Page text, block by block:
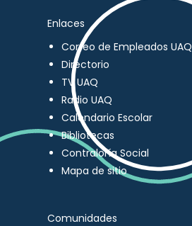
Enlaces
Correo de Empleados UAQ
Directorio
TV UAQ
Radio UAQ
Calendario Escolar
Bibliotecas
Contraloría Social
Mapa de sitio
Comunidades